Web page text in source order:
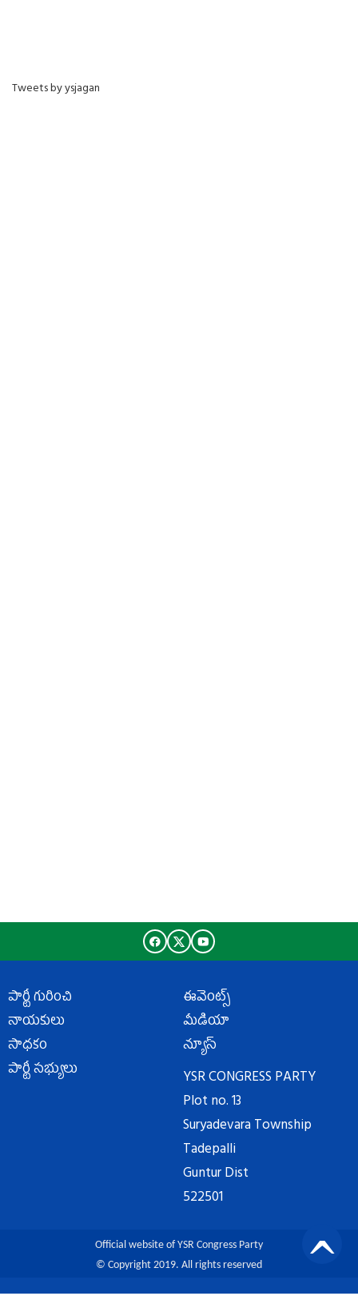
Tweets by ysjagan
పార్టీ గురించి
నాయకులు
సాధకం
పార్టీ సభ్యులు
ఈవెంట్స్
మీడియా
న్యూస్
YSR CONGRESS PARTY
Plot no. 13
Suryadevara Township
Tadepalli
Guntur Dist
522501
Official website of YSR Congress Party
© Copyright 2019. All rights reserved